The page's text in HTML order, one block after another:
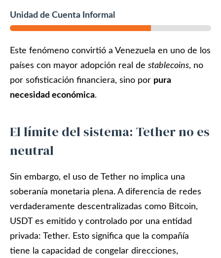
Unidad de Cuenta Informal
Este fenómeno convirtió a Venezuela en uno de los
países con mayor adopción real de stablecoins, no
por sofisticación financiera, sino por pura
necesidad económica.
El límite del sistema: Tether no es
neutral
Sin embargo, el uso de Tether no implica una
soberanía monetaria plena. A diferencia de redes
verdaderamente descentralizadas como Bitcoin,
USDT es emitido y controlado por una entidad
privada: Tether. Esto significa que la compañía
tiene la capacidad de congelar direcciones,